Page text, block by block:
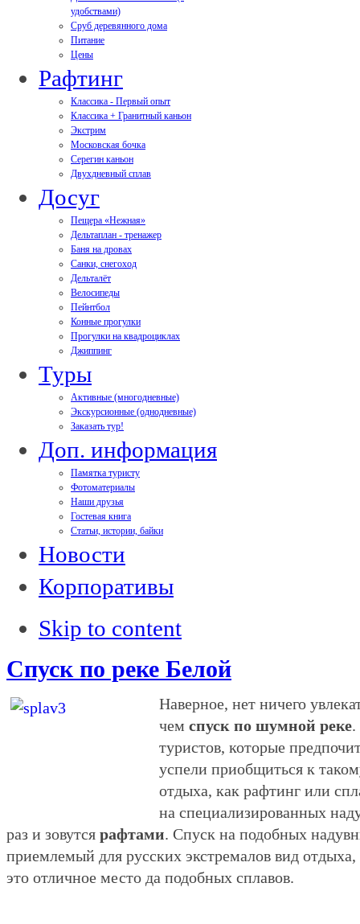
удобствами)
Сруб деревянного дома
Питание
Цены
Рафтинг
Классика - Первый опыт
Классика + Гранитный каньон
Экстрим
Московская бочка
Серегин каньон
Двухдневный сплав
Досуг
Пещера «Нежная»
Дельтаплан - тренажер
Баня на дровах
Cанки, снегоход
Дельталёт
Велосипеды
Пейнтбол
Конные прогулки
Прогулки на квадроциклах
Джиппинг
Туры
Активные (многодневные)
Экскурсионные (однодневные)
Заказать тур!
Доп. информация
Памятка туристу
Фотоматериалы
Наши друзья
Гостевая книга
Статьи, истории, байки
Новости
Корпоративы
Skip to content
Спуск по реке Белой
Наверное, нет ничего
чем спуск по шумной реке.
туристов, которые
успели приобщиться к
отдыха, как рафтинг или
на специализированных
раз и зовутся рафтами. Спуск на подобных
приемлемый для русских экстремалов вид
это отличное место да подобных сплавов.